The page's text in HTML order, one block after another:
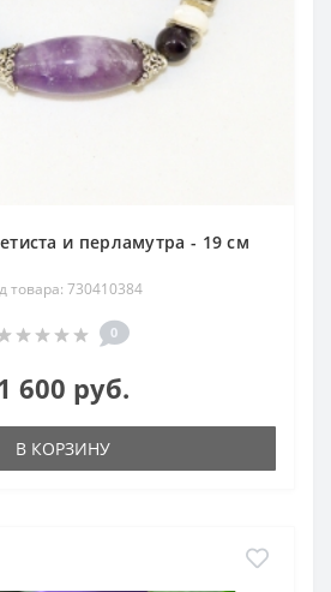
и перламутра - 19 см
товара: 730410384
0
600 руб.
В КОРЗИНУ